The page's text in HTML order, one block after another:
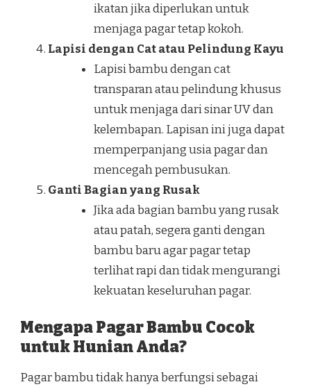
ikatan jika diperlukan untuk
menjaga pagar tetap kokoh.
Lapisi dengan Cat atau Pelindung Kayu
Lapisi bambu dengan cat
transparan atau pelindung khusus
untuk menjaga dari sinar UV dan
kelembapan. Lapisan ini juga dapat
memperpanjang usia pagar dan
mencegah pembusukan.
Ganti Bagian yang Rusak
Jika ada bagian bambu yang rusak
atau patah, segera ganti dengan
bambu baru agar pagar tetap
terlihat rapi dan tidak mengurangi
kekuatan keseluruhan pagar.
Mengapa Pagar Bambu Cocok
untuk Hunian Anda?
Pagar bambu tidak hanya berfungsi sebagai